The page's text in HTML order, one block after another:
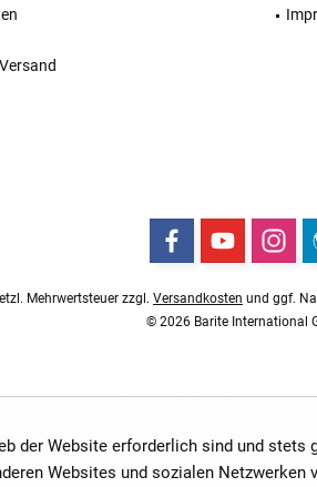
Mehrwertsteuer zzgl. Versandkosten und ggf.
© 2026 Barite International
der Website erforderlich sind und
Websites und sozialen